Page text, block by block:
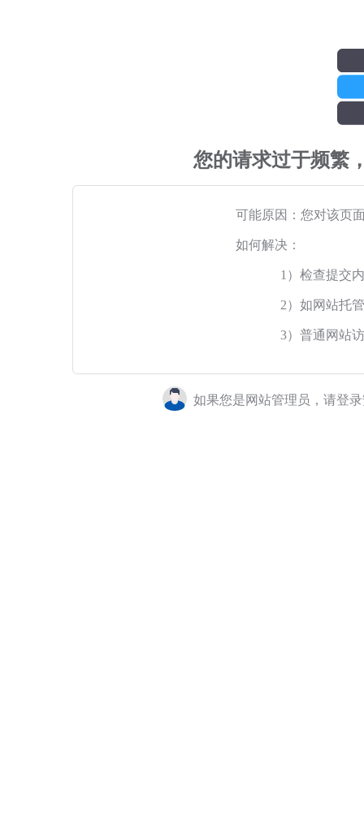
您的请求过于频繁
可能原因：您对该页
如何解决：
1）检查提交
2）如网站托
3）普通网站
如果您是网站管理员，请登